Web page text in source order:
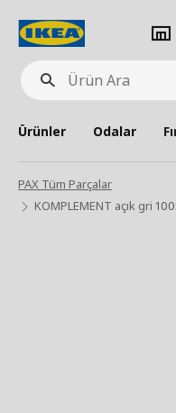
Ürün
Ara
Ürünler Odalar
PAX Tüm Parçalar
KOMPLEMENT açık gri